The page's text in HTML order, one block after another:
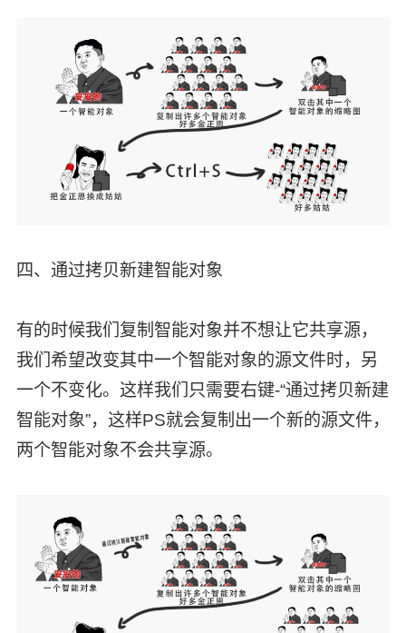
四、通过拷贝新建智能对象
有的时候我们复制智能对象并不想让它共享源，
我们希望改变其中一个智能对象的源文件时，另
一个不变化。这样我们只需要右键-“通过拷贝新建
智能对象”，这样PS就会复制出一个新的源文件，
两个智能对象不会共享源。